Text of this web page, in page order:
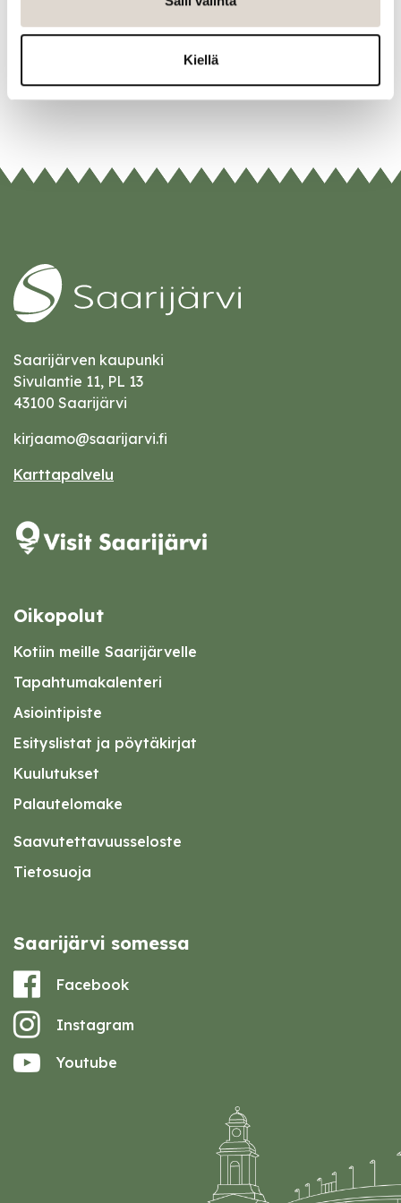
Kiellä
Saarijärven kaupunki
Sivulantie 11, PL 13
43100 Saarijärvi
kirjaamo@saarijarvi.fi
Karttapalvelu
Oikopolut
Kotiin meille Saarijärvelle
Tapahtumakalenteri
Asiointipiste
Esityslistat ja pöytäkirjat
Kuulutukset
Palautelomake
Saavutettavuusseloste
Tietosuoja
Saarijärvi somessa
Facebook
Instagram
Youtube